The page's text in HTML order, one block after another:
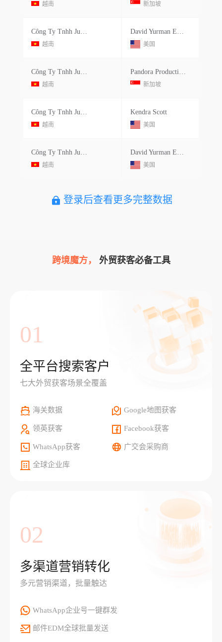
越南 新加坡
Công Ty Tnhh Julie Sandlau Việt Nam
越南
David Yurman Enterprises Llc
美国
Công Ty Tnhh Julie Sandlau Việt Nam
越南
Pandora Production Co.ltd.
新加坡
Công Ty Tnhh Julie Sandlau Việt Nam
越南
Kendra Scott
美国
Công Ty Tnhh Julie Sandlau Việt Nam
越南
David Yurman Enterprises Llc
美国
登录后查看更多完整数据
跨境魔方， 外贸获客必备工具
01
全平台搜索客户
七大外贸获客场景全覆盖
海关数据 Google地图获客
领英获客 Facebook获客
WhatsApp获客 广交会采购商
全球企业库
02
多渠道营销转化
多元营销渠道，批量触达
WhatsApp企业号一键群发
邮件EDM全球批量发送